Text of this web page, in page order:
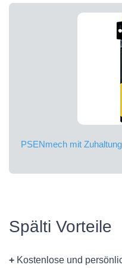
PSENmech mit Zuhaltung
Spälti Vorteile
+ Kostenlose und